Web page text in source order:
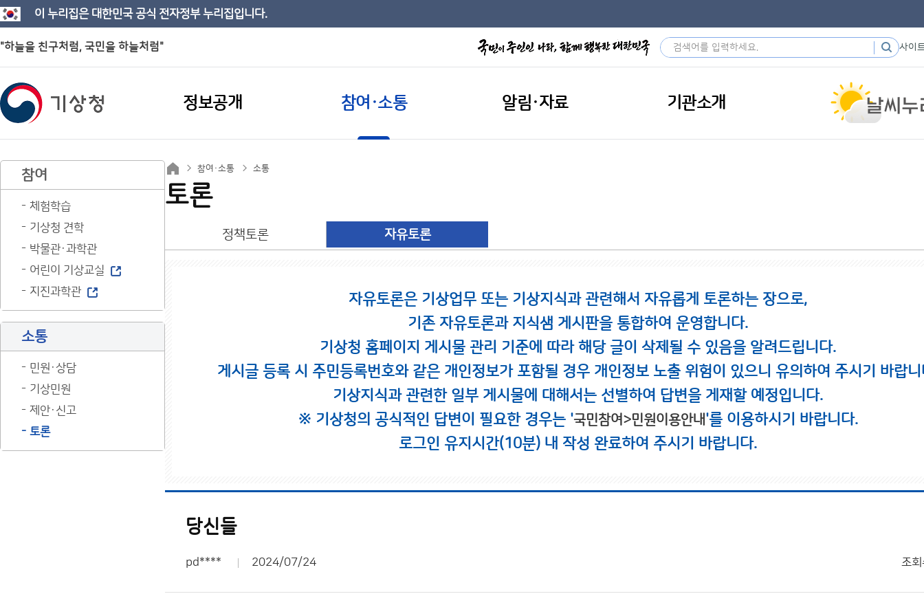
이 누리집은 대한민국 공식 전자정부 누리집입니다.
"하늘을 친구처럼, 국민을 하늘처럼" 사이
정보공개 참여·소통 알림·자료 기관소개
참여
체험학습
기상청 견학
박물관·과학관
어린이 기상교실
지진과학관
소통
민원·상담
기상민원
제안·신고
토론
참여·소통 소통
토론
정책토론 자유토론
자유토론은 기상업무 또는 기상지식과 관련해서 자유롭게 토론하는 장으로,
기존 자유토론과 지식샘 게시판을 통합하여 운영합니다.
기상청 홈페이지 게시물 관리 기준에 따라 해당 글이 삭제될 수 있음을 알려드립니다.
게시글 등록 시 주민등록번호와 같은 개인정보가 포함될 경우 개인정보 노출 위험이 있으니 유의하여 주시기 바랍니
기상지식과 관련한 일부 게시물에 대해서는 선별하여 답변을 게재할 예정입니다.
※ 기상청의 공식적인 답변이 필요한 경우는 '국민참여>민원이용안내'를 이용하시기 바랍니다.
로그인 유지시간(10분) 내 작성 완료하여 주시기 바랍니다.
당신들
pd**** 2024/07/24 조회